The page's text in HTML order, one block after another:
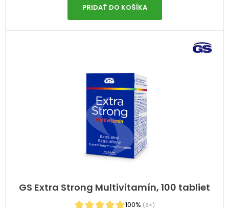
PRIDAŤ DO KOŠÍKA
GS Extra Strong Multivitamín, 100 tabliet
100% (6×)